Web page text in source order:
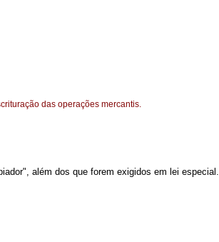
das operações mercantis.
além dos que forem exigidos em lei especial.